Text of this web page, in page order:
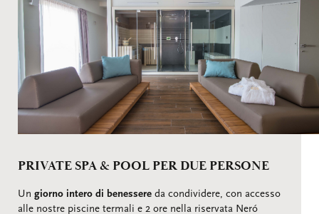
PRIVATE SPA & POOL PER DUE PERSONE
Un giorno intero di benessere da condividere, con accesso
alle nostre piscine termali e 2 ore nella riservata Neró